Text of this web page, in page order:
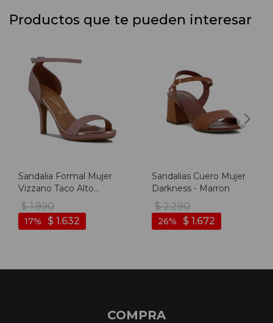
Productos que te pueden interesar
Sandalia Formal Mujer
Vizzano Taco Alto
Brillosa - Cobre
$ 1.990
$ 1.632
17
Sandalias Cuero Mujer
Darkness - Marron
$ 2.290
$ 1.672
26
COMPRA